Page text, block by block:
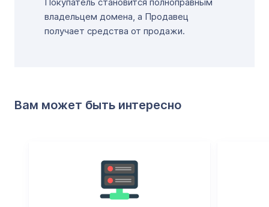
владельцем домена, а Продавец
получает средства от продажи.
Вам может быть интересно